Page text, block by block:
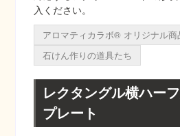
入ください。
アロマティカラボ® オリジナル商
石けん作りの道具たち
レクタングル横ハー
プレート